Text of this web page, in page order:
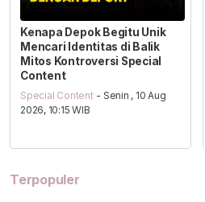
Kenapa Depok Begitu Unik
Mencari Identitas di Balik
Mitos Kontroversi Special
Content
Special Content - Senin , 10 Aug
2026, 10:15 WIB
Terpopuler